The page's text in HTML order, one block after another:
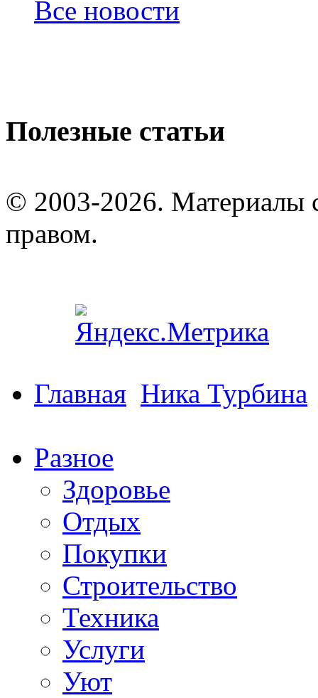
Все новости
Полезные статьи
© 2003-2026. Материалы
правом.
Главная Ника Турбина
Разное
Здоровье
Отдых
Покупки
Строительство
Техника
Услуги
Уют